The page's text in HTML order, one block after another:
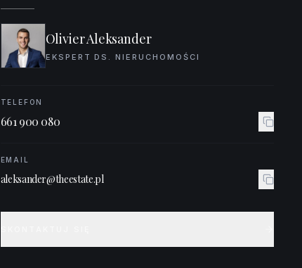
Olivier Aleksander
EKSPERT DS. NIERUCHOMOŚCI
TELEFON
661 900 080
EMAIL
aleksander@theestate.pl